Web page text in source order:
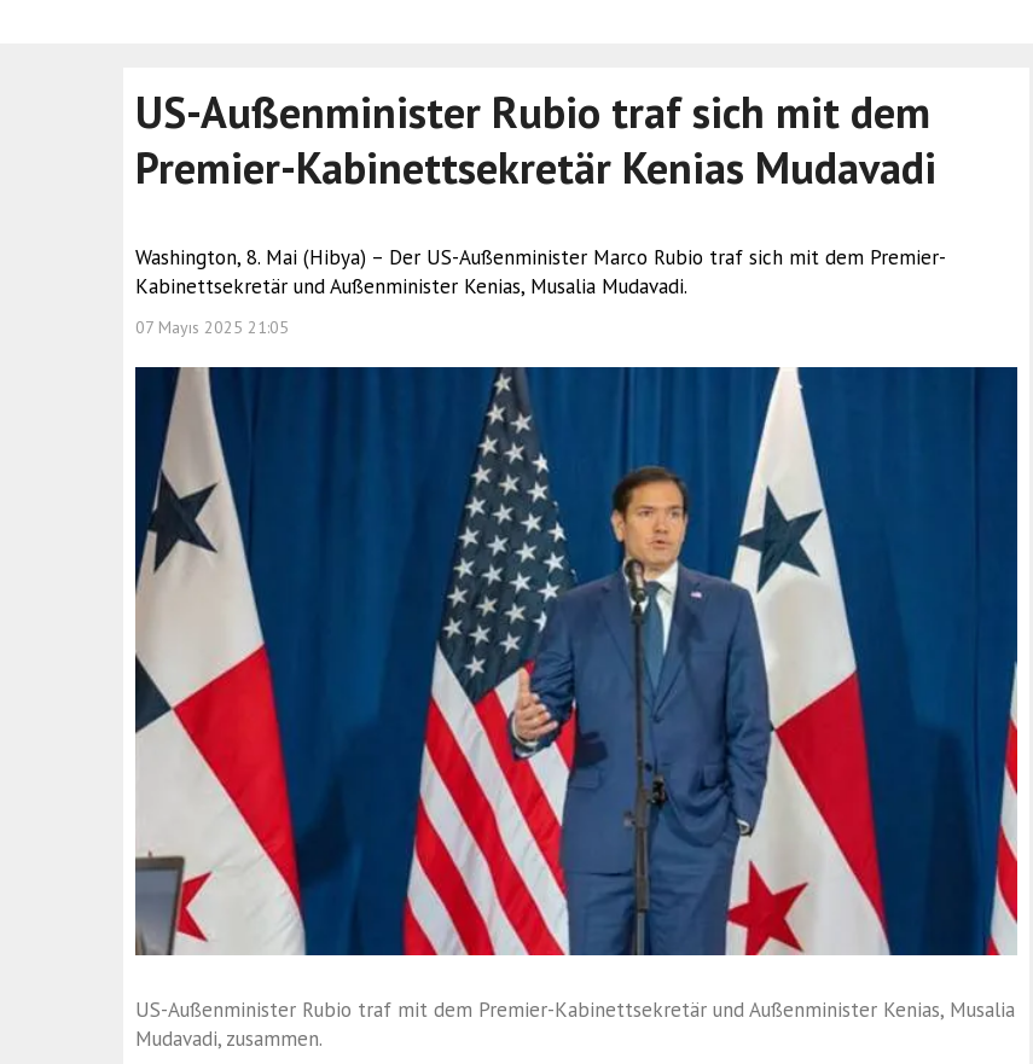
US-Außenminister Rubio traf sich mit dem
Premier-Kabinettsekretär Kenias Mudavadi
Washington, 8. Mai (Hibya) – Der US-Außenminister Marco Rubio traf sich mit dem Premier-
Kabinettsekretär und Außenminister Kenias, Musalia Mudavadi.
07 Mayıs 2025 21:05
US-Außenminister Rubio traf mit dem Premier-Kabinettsekretär und Außenminister Kenias, Musalia
Mudavadi, zusammen.